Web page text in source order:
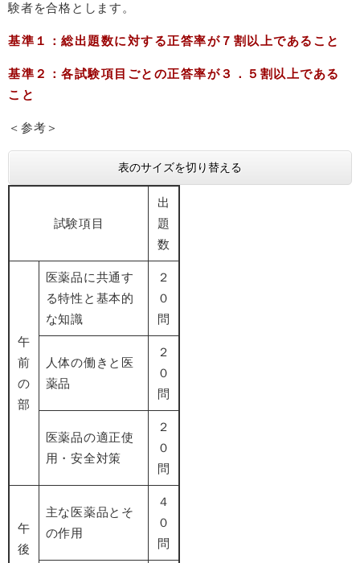
験者を合格とします。
基準１：総出題数に対する正答率が７割以上であること
基準２：各試験項目ごとの正答率が３．５割以上である
こと
＜参考＞
表のサイズを切り替える
試験項目
出
題
数
午
前
の
部
医薬品に共通す
る特性と基本的
な知識
２
０
問
人体の働きと医
薬品
２
０
問
医薬品の適正使
用・安全対策
２
０
問
午
後
主な医薬品とそ
の作用
４
０
問